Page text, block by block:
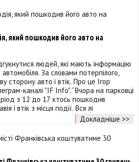
який пошкодив його авто на
людей, які мають інформацію
За словами потерпілого,
сторону авто і втік. Про це Ігор
каналі "IF Info". “Вчора на парковці
з 12 до 17 хтось пошкодив
і втік з місця події. Вся лі
Докладніше >>